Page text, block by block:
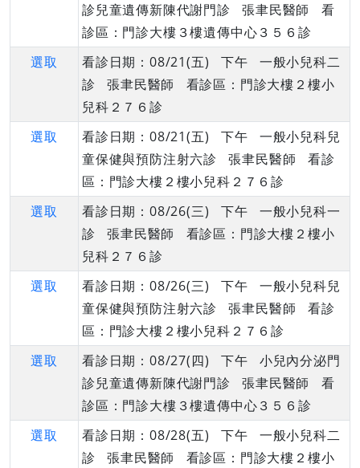
診兒童遺傳新陳代謝門診 張聿民醫師 看
診區：門診大樓３樓遺傳中心３５６診
選取
看診日期：08/21(五) 下午 一般小兒科二
診 張聿民醫師 看診區：門診大樓２樓小
兒科２７６診
選取
看診日期：08/21(五) 下午 一般小兒科兒
童保健與預防注射六診 張聿民醫師 看診
區：門診大樓２樓小兒科２７６診
選取
看診日期：08/26(三) 下午 一般小兒科一
診 張聿民醫師 看診區：門診大樓２樓小
兒科２７６診
選取
看診日期：08/26(三) 下午 一般小兒科兒
童保健與預防注射六診 張聿民醫師 看診
區：門診大樓２樓小兒科２７６診
選取
看診日期：08/27(四) 下午 小兒內分泌門
診兒童遺傳新陳代謝門診 張聿民醫師 看
診區：門診大樓３樓遺傳中心３５６診
選取
看診日期：08/28(五) 下午 一般小兒科二
診 張聿民醫師 看診區：門診大樓２樓小